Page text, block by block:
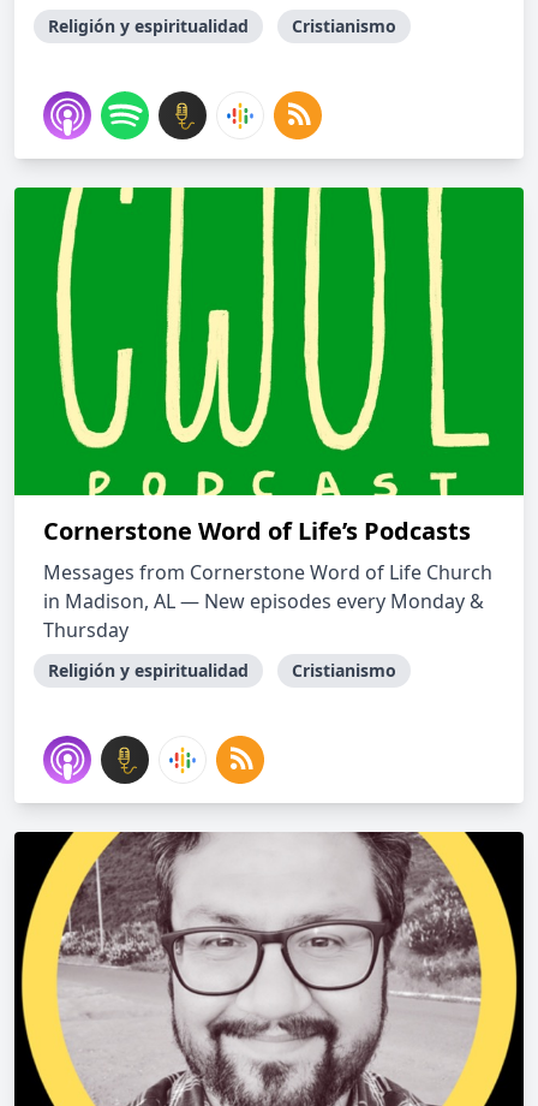
Religión y espiritualidad Cristianismo
Cornerstone Word of Life’s Podcasts
Messages from Cornerstone Word of Life Church
in Madison, AL — New episodes every Monday &
Thursday
Religión y espiritualidad Cristianismo